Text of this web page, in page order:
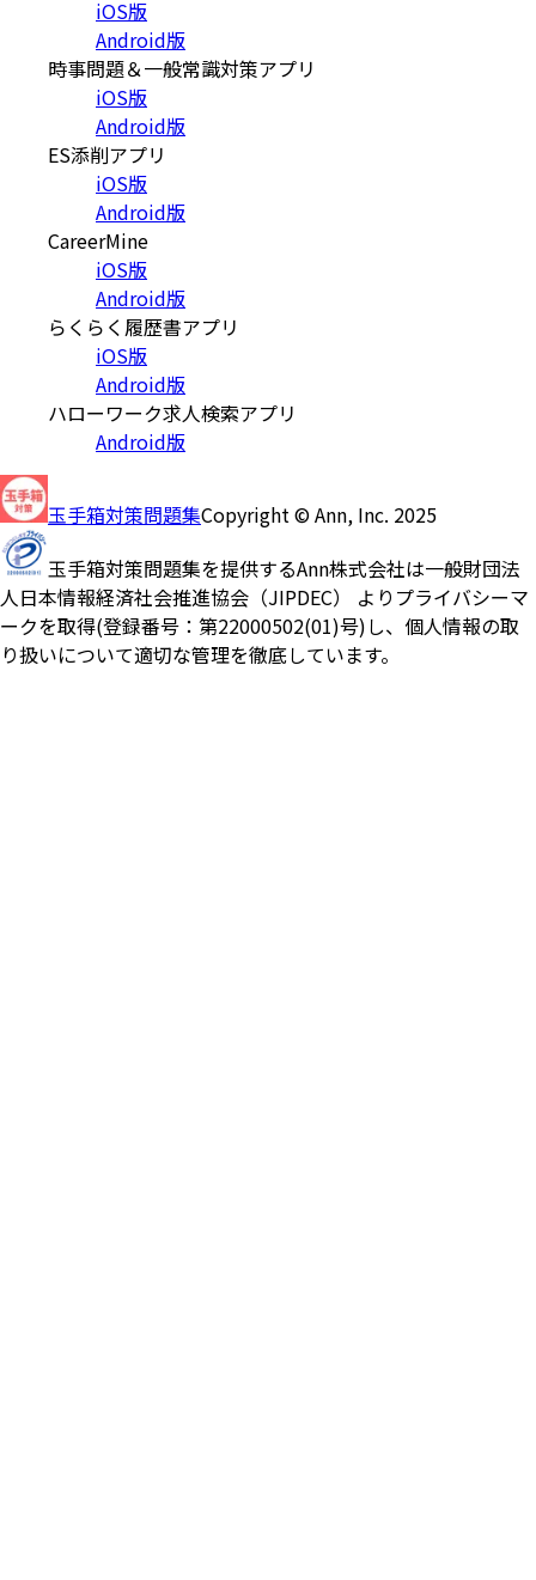
iOS版
Android版
時事問題＆一般常識対策アプリ
iOS版
Android版
ES添削アプリ
iOS版
Android版
CareerMine
iOS版
Android版
らくらく履歴書アプリ
iOS版
Android版
ハローワーク求人検索アプリ
Android版
玉手箱対策問題集Copyright © Ann, Inc. 2025
玉手箱対策問題集を提供するAnn株式会社は一般財団法
人日本情報経済社会推進協会（JIPDEC） よりプライバシーマ
ークを取得(登録番号：第22000502(01)号)し、個人情報の取
り扱いについて適切な管理を徹底しています。